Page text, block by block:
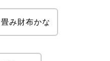
み財布かな